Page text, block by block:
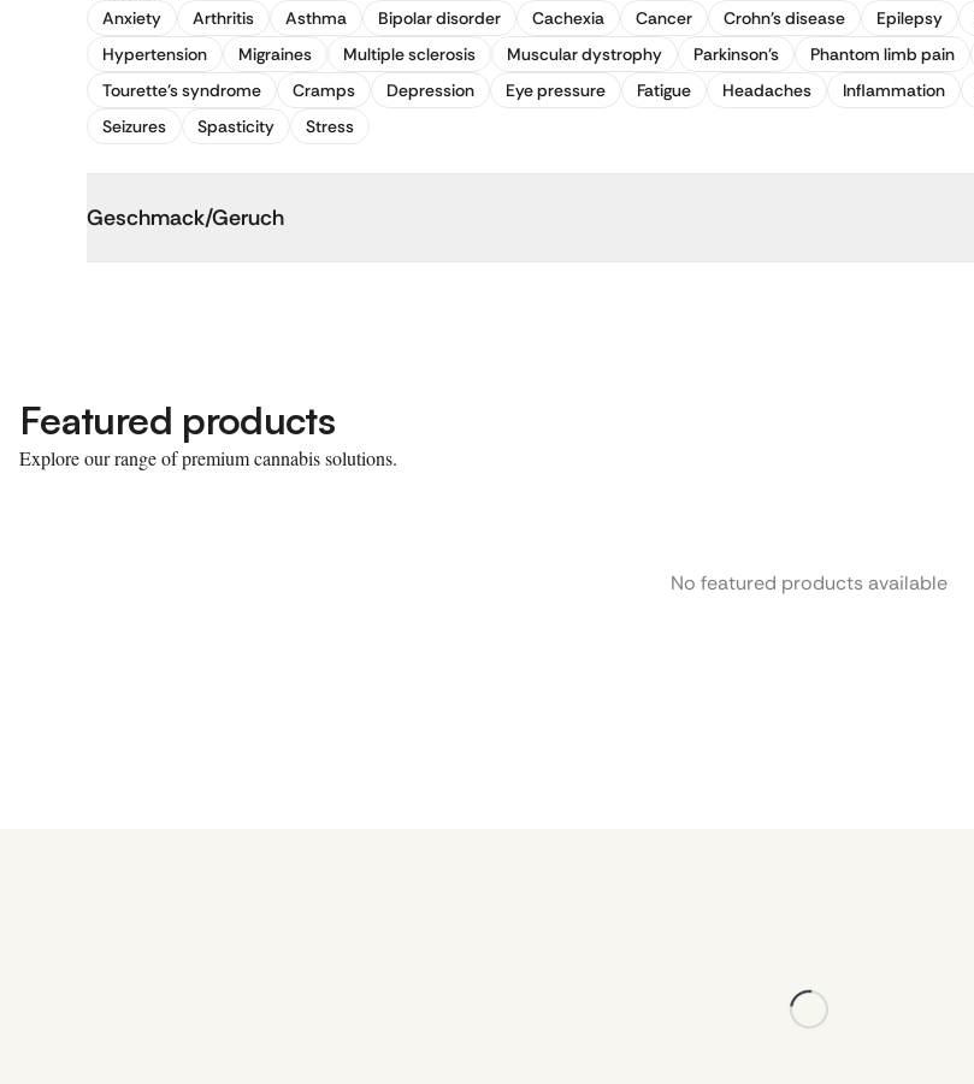
Anxiety
Arthritis Asthma Bipolar disorder Cachexia Cancer Crohn's disease Epilepsy
Hypertension
Migraines Multiple sclerosis Muscular dystrophy Parkinson's Phantom limb pain
Tourette's syndrome
Cramps Depression Eye pressure Fatigue Headaches Inflammation
Seizures
Spasticity Stress
Geschmack/Geruch
Featured products
Explore our range of premium cannabis solutions.
No featured products available